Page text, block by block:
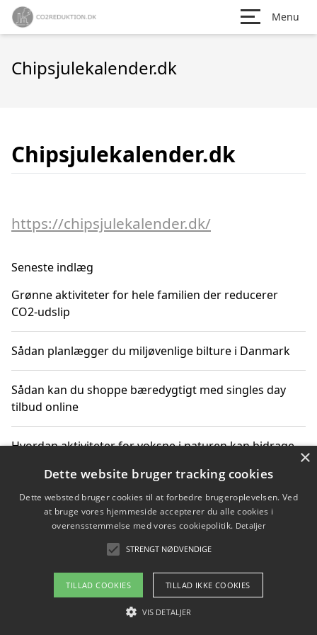
Menu
Chipsjulekalender.dk
Chipsjulekalender.dk
https://chipsjulekalender.dk/
Seneste indlæg
Grønne aktiviteter for hele familien der reducerer
CO2-udslip
Sådan planlægger du miljøvenlige bilture i Danmark
Sådan kan du shoppe bæredygtigt med singles day
tilbud online
Hvordan aktiviteter for voksne i naturen kan bidrage
Sådan planlægger du dine vigtige datoer for CO2-
reduktion
Copyright 2026 - Pilanto Aps
Om / kontakt
×
Dette website bruger tracking cookies
Dette websted bruger cookies til at forbedre brugeroplevelsen. Ved
at bruge vores hjemmeside accepterer du alle cookies i
overensstemmelse med vores cookiepolitik. Detaljer
STRENGT NØDVENDIGE
TILLAD COOKIES TILLAD IKKE COOKIES
VIS DETALJER